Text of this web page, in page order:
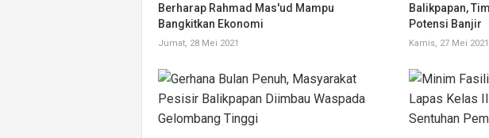
Berharap Rahmad Mas'ud Mampu
Bangkitkan Ekonomi
Jumat, 28 Mei 2021
Balikpapan,
Potensi Banjir
Kamis, 27 Mei 2021